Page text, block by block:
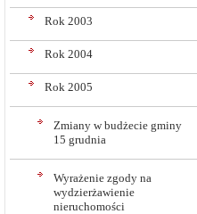
Rok 2003
Rok 2004
Rok 2005
Zmiany w budżecie gminy
15 grudnia
Wyrażenie zgody na
wydzierżawienie
nieruchomości